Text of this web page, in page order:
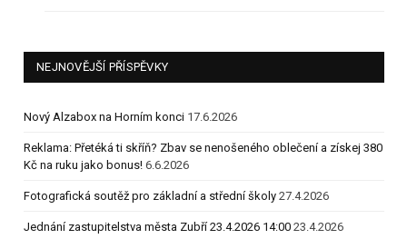
NEJNOVĚJŠÍ PŘÍSPĚVKY
Nový Alzabox na Horním konci 17.6.2026
Reklama: Přetéká ti skříň? Zbav se nenošeného oblečení a získej 380
Kč na ruku jako bonus! 6.6.2026
Fotografická soutěž pro základní a střední školy 27.4.2026
Jednání zastupitelstva města Zubří 23.4.2026 14:00 23.4.2026